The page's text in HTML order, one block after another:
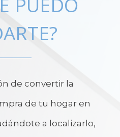
de convertir la
de tu hogar en
a localizarlo,